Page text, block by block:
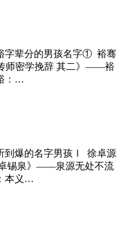
字辈分的男孩名字① 裕骞
师密学挽辞 其二》——裕
：…
到爆的名字男孩Ⅰ 徐卓源
卓锡泉》——泉源无处不流
本义…